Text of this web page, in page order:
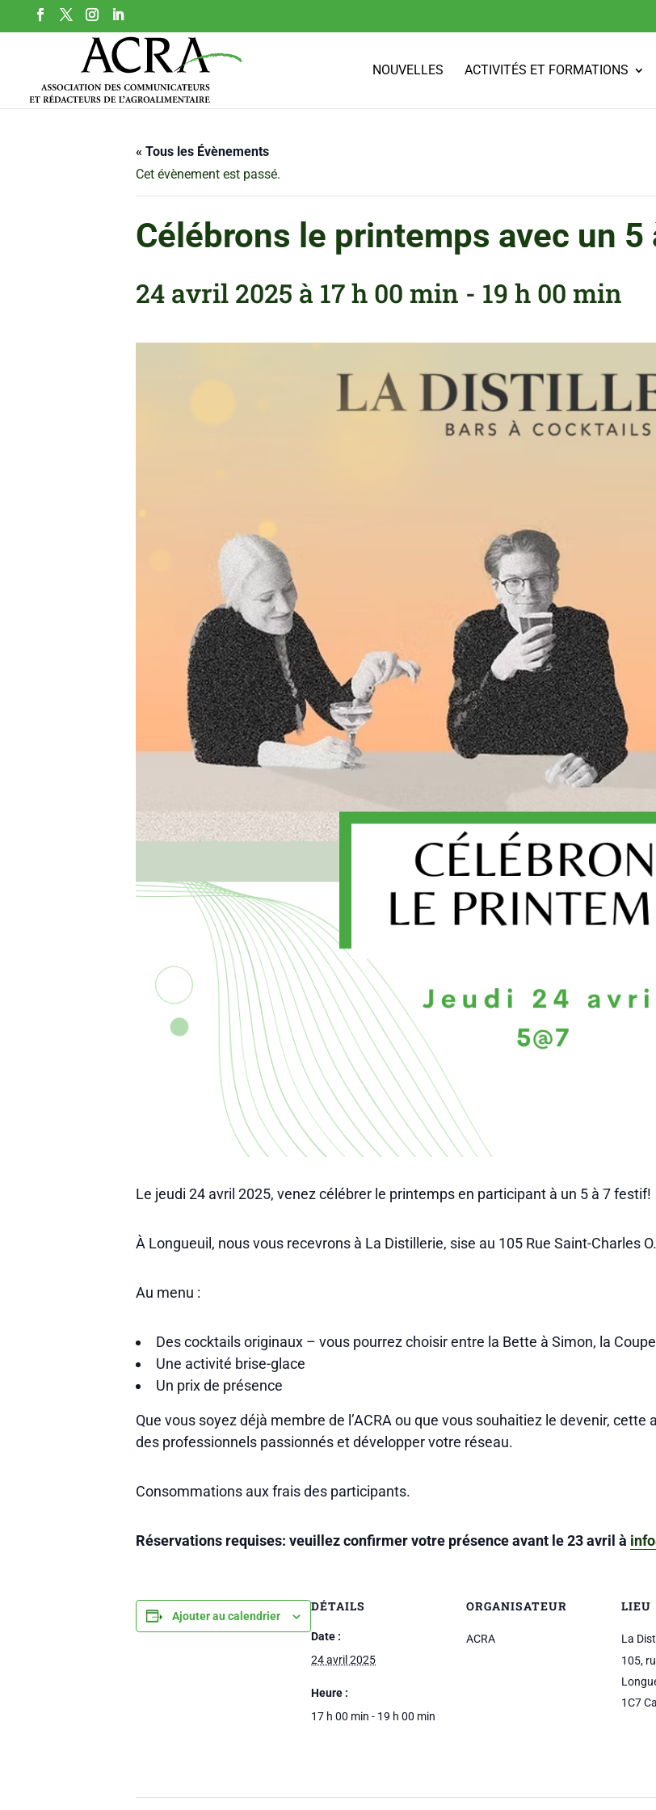
NOUVELLES ACTIVITÉS ET FORMATIONS
« Tous les Évènements
Cet évènement est passé.
Célébrons le printemps avec un
24 avril 2025 à 17 h 00 min - 19 h 00 min
Le jeudi 24 avril 2025, venez célébrer le printemps en participant à un 5 à 7 festif!
À Longueuil, nous vous recevrons à La Distillerie, sise au 105 Rue Saint-Charles
Au menu :
Des cocktails originaux – vous pourrez choisir entre la Bette à Simon, la
Une activité brise-glace
Un prix de présence
Que vous soyez déjà membre de l’ACRA ou que vous souhaitiez le devenir,
des professionnels passionnés et développer votre réseau.
Consommations aux frais des participants.
Réservations requises: veuillez confirmer votre présence avant le 23 avril à
Ajouter au calendrier
DÉTAILS
Date :
24 avril 2025
Heure :
17 h 00 min - 19 h 00 min
ORGANISATEUR
ACRA
LIEU
La
105,
1C7